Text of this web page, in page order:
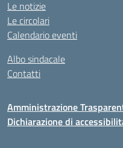
Le notizie
Le circolari
Calendario eventi
Albo sindacale
Contatti
Amministrazione
Dichiarazione di